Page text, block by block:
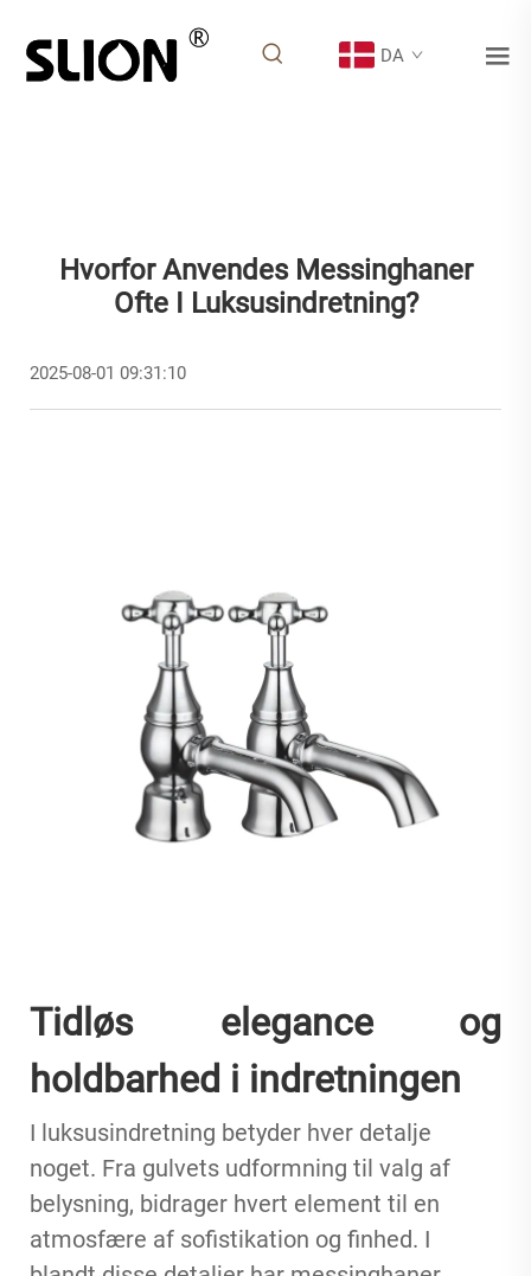
DA
Hvorfor Anvendes Messinghaner
Ofte I Luksusindretning?
2025-08-01 09:31:10
Tidløs elegance og
holdbarhed i indretningen
I luksusindretning betyder hver detalje
noget. Fra gulvets udformning til valg af
belysning, bidrager hvert element til en
atmosfære af sofistikation og finhed. I